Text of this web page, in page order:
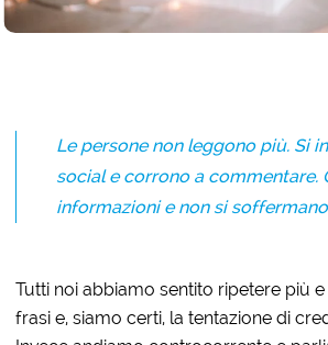
Le persone non leggono più. Si
social e corrono a commentare.
informazioni e non si
Tutti noi abbiamo sentito ripetere più
frasi e, siamo certi, la tentazione di